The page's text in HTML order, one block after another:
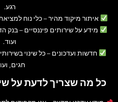
רגע.
איתור מיקוד מהיר– כלי נוח
מידע על שירותים פיננסיים – בנק
ועוד.
חדשות ועדכונים – כל שינוי
חגים,
כל מה שצריך לדעת על